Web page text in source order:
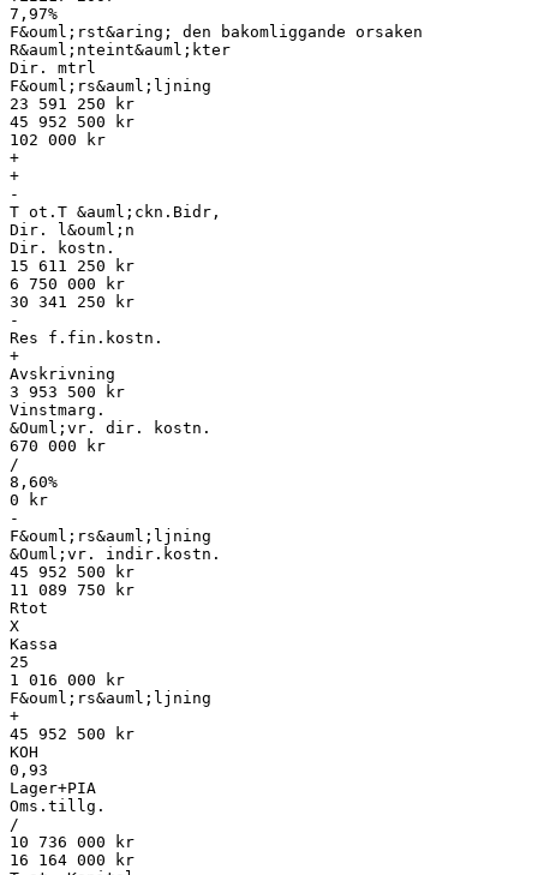
7,97%
F&ouml;rst&aring; den bakomliggande orsaken
R&auml;nteint&auml;kter
Dir. mtrl
F&ouml;rs&auml;ljning
23 591 250 kr
45 952 500 kr
102 000 kr
+
+
-
T ot.T &auml;ckn.Bidr,
Dir. l&ouml;n
Dir. kostn.
15 611 250 kr
6 750 000 kr
30 341 250 kr
-
Res f.fin.kostn.
+
Avskrivning
3 953 500 kr
Vinstmarg.
&Ouml;vr. dir. kostn.
670 000 kr
/
8,60%
0 kr
-
F&ouml;rs&auml;ljning
&Ouml;vr. indir.kostn.
45 952 500 kr
11 089 750 kr
Rtot
X
Kassa
25
1 016 000 kr
F&ouml;rs&auml;ljning
+
45 952 500 kr
KOH
0,93
Lager+PIA
Oms.tillg.
/
10 736 000 kr
16 164 000 kr